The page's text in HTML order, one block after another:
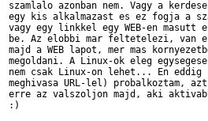
szamlalo azonban nem. Vagy a
egy kis alkalmazast es ez fogja a
vagy egy linkkel egy WEB-en
be. Az elobbi mar feltetelezi, van
majd a WEB lapot, mer mas
megoldani. A Linux-ok eleg
nem csak Linux-on lehet... En
meghivasa URL-lel)
erre az valszoljon majd, aki
:)